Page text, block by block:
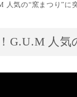
人気の“窯まつり”に
G.U.M 人